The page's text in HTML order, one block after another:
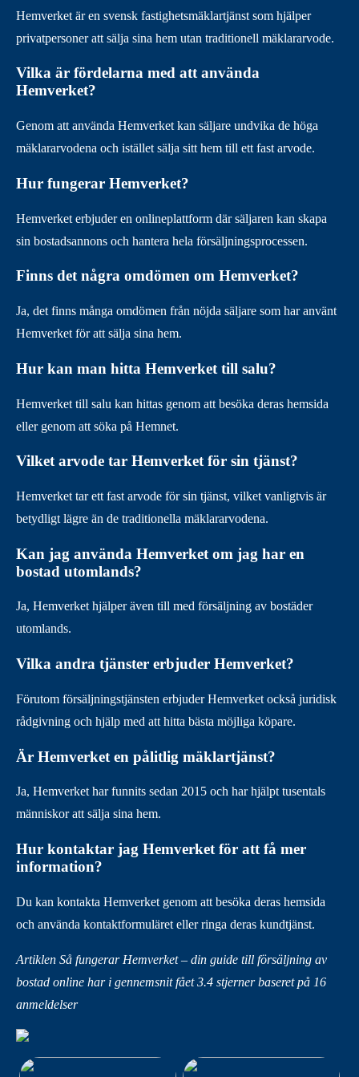
Hemverket är en svensk fastighetsmäklartjänst som hjälper
privatpersoner att sälja sina hem utan traditionell mäklararvode.
Vilka är fördelarna med att använda
Hemverket?
Genom att använda Hemverket kan säljare undvika de höga
mäklararvodena och istället sälja sitt hem till ett fast arvode.
Hur fungerar Hemverket?
Hemverket erbjuder en onlineplattform där säljaren kan skapa
sin bostadsannons och hantera hela försäljningsprocessen.
Finns det några omdömen om Hemverket?
Ja, det finns många omdömen från nöjda säljare som har använt
Hemverket för att sälja sina hem.
Hur kan man hitta Hemverket till salu?
Hemverket till salu kan hittas genom att besöka deras hemsida
eller genom att söka på Hemnet.
Vilket arvode tar Hemverket för sin tjänst?
Hemverket tar ett fast arvode för sin tjänst, vilket vanligtvis är
betydligt lägre än de traditionella mäklararvodena.
Kan jag använda Hemverket om jag har en
bostad utomlands?
Ja, Hemverket hjälper även till med försäljning av bostäder
utomlands.
Vilka andra tjänster erbjuder Hemverket?
Förutom försäljningstjänsten erbjuder Hemverket också juridisk
rådgivning och hjälp med att hitta bästa möjliga köpare.
Är Hemverket en pålitlig mäklartjänst?
Ja, Hemverket har funnits sedan 2015 och har hjälpt tusentals
människor att sälja sina hem.
Hur kontaktar jag Hemverket för att få mer
information?
Du kan kontakta Hemverket genom att besöka deras hemsida
och använda kontaktformuläret eller ringa deras kundtjänst.
Artiklen Så fungerar Hemverket – din guide till försäljning av
bostad online har i gennemsnit fået3.4 stjerner baseret på 16
anmeldelser